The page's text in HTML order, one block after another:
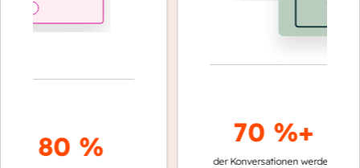
80 % 70 %+
der Konversationen werden